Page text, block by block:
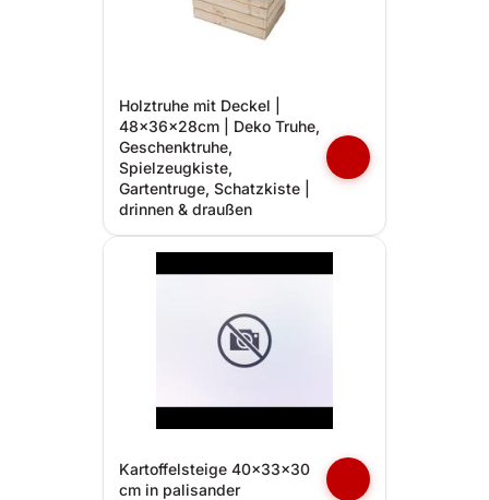
Holztruhe mit Deckel |
48x36x28cm | Deko Truhe,
Geschenktruhe,
Spielzeugkiste,
Gartentruge, Schatzkiste |
drinnen & draußen
Kartoffelsteige 40x33x30
cm in palisander